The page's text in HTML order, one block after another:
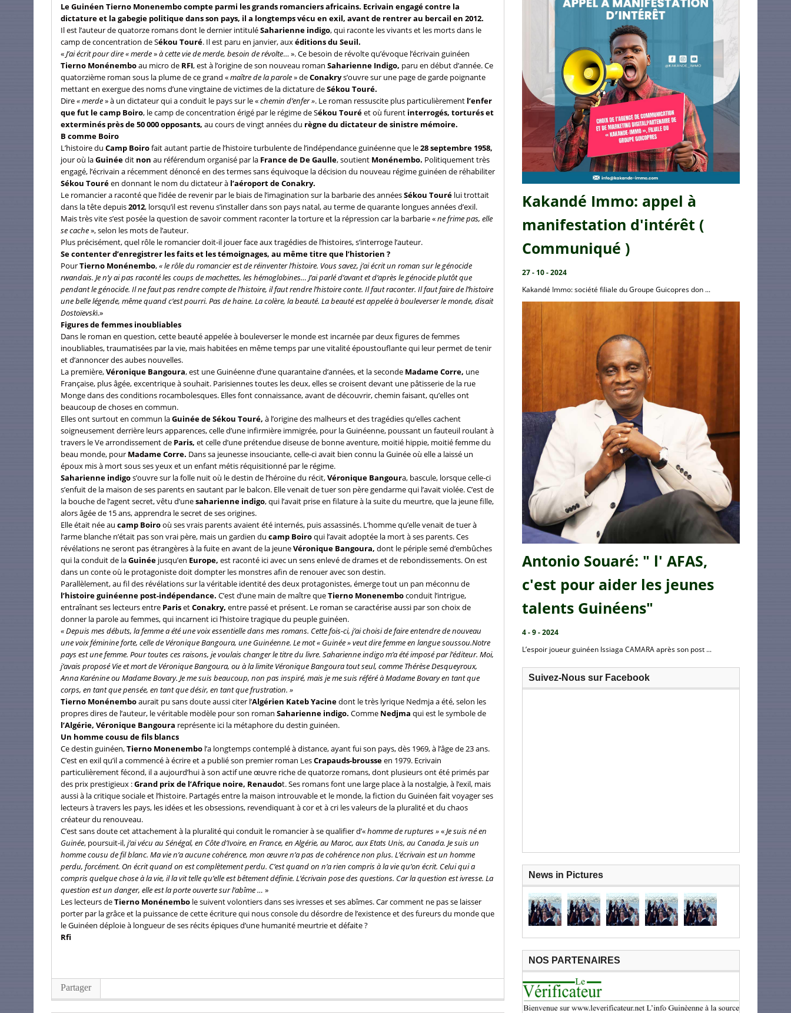
Le Guinéen Tierno Monenembo compte parmi les grands romanciers africains. Ecrivain engagé contre la
dictature et la gabegie politique dans son pays, il a longtemps vécu en exil, avant de rentrer au bercail en 2012.
Il est l’auteur de quatorze romans dont le dernier intituléSaharienne indigo, qui raconte les vivants et les morts dans le
camp de concentration de Sékou Touré. Il est paru en janvier, auxéditions du Seuil.
«J’ai écrit pour dire « merde»à cette vie de merde, besoin de révolte… ». Ce besoin de révolte qu’évoque l’écrivain guinéen
Tierno Monénemboau micro de RFI, est à l’origine de son nouveau roman Saharienne Indigo, paru en début d’année. Ce
quatorzième roman sous la plume de ce grand «maître de la parole» deConakrys’ouvre sur une page de garde poignante
mettant en exergue des noms d’une vingtaine de victimes de la dictature deSékou Touré.
Dire« merde» à un dictateur qui a conduit le pays sur le «chemin d’enfer ». Le roman ressuscite plus particulièrement l’enfer
que fut le camp Boiro, le camp de concentration érigé par le régime de Sékou Touréet où furent interrogés, torturés et
exterminés près de 50 000 opposants, au cours de vingt années du règne du dictateur de sinistre mémoire.
B comme Boiro
L’histoire du Camp Boirofait autant partie de l’histoire turbulente de l’indépendance guinéenne que le28 septembre 1958,
jour où laGuinéedit non au référendum organisé par la France de De Gaulle, soutient Monénembo. Politiquement très
engagé, l’écrivain a récemment dénoncé en des termes sans équivoque la décision du nouveau régime guinéen de réhabiliter
Sékou Touréen donnant le nom du dictateur à l’aéroport de Conakry.
Le romancier a raconté que l’idée de revenir par le biais de l’imagination sur la barbarie des annéesSékou Touré lui trottait
dans la tête depuis2012, lorsqu’il est revenu s’installer dans son pays natal, au terme de quarante longues années d’exil.
Mais très vite s’est posée la question de savoir comment raconter la torture et la répression car la barbarie «ne frime pas, elle
se cache», selon les mots de l’auteur.
Plus précisément, quel rôle le romancier doit-il jouer face aux tragédies de l’histoires, s’interroge l’auteur.
Se contenter d’enregistrer les faits et les témoignages, au même titre que l’historien ?
PourTierno Monénembo,« le rôle du romancier est de réinventer l’histoire. Vous savez, j’ai écrit un roman sur le génocide
rwandais. Je n’y ai pas raconté les coups de machettes, les hémoglobines… J’ai parlé d’avant et d’après le génocide plutôt que
pendant le génocide. Il ne faut pas rendre compte de l’histoire, il faut rendre l’histoire conte. Il faut raconter. Il faut faire de l’histoire
une belle légende, même quand c’est pourri. Pas de haine. La colère, la beauté. La beauté est appelée à bouleverser le monde, disait
Dostoïevski.»
Figures de femmes inoubliables
Dans le roman en question, cette beauté appelée à bouleverser le monde est incarnée par deux figures de femmes
inoubliables, traumatisées par la vie, mais habitées en même temps par une vitalité époustouflante qui leur permet de tenir
et d’annoncer des aubes nouvelles.
La première,Véronique Bangoura, est une Guinéenne d’une quarantaine d’années, et la seconde Madame Corre, une
Française, plus âgée, excentrique à souhait. Parisiennes toutes les deux, elles se croisent devant une pâtisserie de la rue
Monge dans des conditions rocambolesques. Elles font connaissance, avant de découvrir, chemin faisant, qu’elles ont
beaucoup de choses en commun.
Elles ont surtout en commun laGuinée de Sékou Touré, à l’origine des malheurs et des tragédies qu’elles cachent
soigneusement derrière leurs apparences, celle d’une infirmière immigrée, pour la Guinéenne, poussant un fauteuil roulant à
travers le Ve arrondissement de Paris, et celle d’une prétendue diseuse de bonne aventure, moitié hippie, moitié femme du
beau monde, pour Madame Corre. Dans sa jeunesse insouciante, celle-ci avait bien connu la Guinée où elle a laissé un
époux mis à mort sous ses yeux et un enfant métis réquisitionné par le régime.
Saharienne indigos’ouvre sur la folle nuit où le destin de l’héroïne du récit,Véronique Bangoura, bascule, lorsque celle-ci
s’enfuit de la maison de ses parents en sautant par le balcon. Elle venait de tuer son père gendarme qui l’avait violée. C’est de
la bouche de l’agent secret, vêtu d’unesaharienne indigo, qui l’avait prise en filature à la suite du meurtre, que la jeune fille,
alors âgée de 15 ans, apprendra le secret de ses origines.
Elle était née au camp Boirooù ses vrais parents avaient été internés, puis assassinés. L’homme qu’elle venait de tuer à
l’arme blanche n’était pas son vrai père, mais un gardien du camp Boiroqui l’avait adoptée la mort à ses parents. Ces
révélations ne seront pas étrangères à la fuite en avant de la jeuneVéronique Bangoura, dont le périple semé d’embûches
qui la conduit de laGuinée jusqu’en Europe, est raconté ici avec un sens enlevé de drames et de rebondissements. On est
dans un conte où le protagoniste doit dompter les monstres afin de renouer avec son destin.
Parallèlement, au fil des révélations sur la véritable identité des deux protagonistes, émerge tout un pan méconnu de
l’histoire guinéenne post-indépendance. C’est d’une main de maître queTierno Monenemboconduit l’intrigue,
entraînant ses lecteurs entre ParisetConakry, entre passé et présent. Le roman se caractérise aussi par son choix de
donner la parole au femmes, qui incarnent ici l’histoire tragique du peuple guinéen.
« Depuis mes débuts, la femme a été une voix essentielle dans mes romans. Cette fois-ci, j’ai choisi de faire entendre de nouveau
une voix féminine forte, celle de Véronique Bangoura, une Guinéenne. Le mot « Guinée » veut dire femme en langue soussou.Notre
pays est une femme. Pour toutes ces raisons, je voulais changer le titre du livre. Saharienne indigo m’a été imposé par l’éditeur. Moi,
j’avais proposé Vie et mort de Véronique Bangoura, ou à la limite Véronique Bangoura tout seul, comme Thérèse Desqueyroux,
Anna Karénine ou Madame Bovary. Je me suis beaucoup, non pas inspiré, mais je me suis référé à Madame Bovary en tant que
corps, en tant que pensée, en tant que désir, en tant que frustration. »
Tierno Monénemboaurait pu sans doute aussi citer l’Algérien Kateb Yacinedont le très lyrique Nedmja a été, selon les
propres dires de l’auteur, le véritable modèle pour son roman Saharienne indigo. Comme Nedjma qui est le symbole de
l’Algérie, Véronique Bangoura représente ici la métaphore du destin guinéen.
Un homme cousu de fils blancs
Ce destin guinéen,Tierno Monenembo l’a longtemps contemplé à distance, ayant fui son pays, dès 1969, à l’âge de 23 ans.
C’est en exil qu’il a commencé à écrire et a publié son premier roman LesCrapauds-brousseen 1979. Ecrivain
particulièrement fécond, il a aujourd’hui à son actif une œuvre riche de quatorze romans, dont plusieurs ont été primés par
des prix prestigieux :Grand prix de l’Afrique noire, Renaudot. Ses romans font une large place à la nostalgie, à l’exil, mais
aussi à la critique sociale et l’histoire. Partagés entre la maison introuvable et le monde, la fiction du Guinéen fait voyager ses
lecteurs à travers les pays, les idées et les obsessions, revendiquant à cor et à cri les valeurs de la pluralité et du chaos
créateur du renouveau.
C’est sans doute cet attachement à la pluralité qui conduit le romancier à se qualifier d’«homme de ruptures »«Je suis né en
Guinée, poursuit-il,j’ai vécu au Sénégal, en Côte d’Ivoire, en France, en Algérie, au Maroc, aux Etats Unis, au Canada. Je suis un
homme cousu de fil blanc. Ma vie n’a aucune cohérence, mon œuvre n’a pas de cohérence non plus. L’écrivain est un homme
perdu, forcément. On écrit quand on est complètement perdu. C’est quand on n’a rien compris à la vie qu’on écrit. Celui qui a
compris quelque chose à la vie, il la vit telle qu’elle est bêtement définie. L’écrivain pose des questions. Car la question est ivresse. La
question est un danger, elle est la porte ouverte sur l’abîme … »
Les lecteurs deTierno Monénembo le suivent volontiers dans ses ivresses et ses abîmes. Car comment ne pas se laisser
porter par la grâce et la puissance de cette écriture qui nous console du désordre de l’existence et des fureurs du monde que
le Guinéen déploie à longueur de ses récits épiques d’une humanité meurtrie et défaite ?
Rfi
Partager
Kakandé Immo: appel à
manifestation d'intérêt (
Communiqué )
27 - 10 - 2024
Kakandé Immo: société filiale du Groupe Guicopres don ...
Antonio Souaré: " l' AFAS,
c'est pour aider les jeunes
talents Guinéens"
4 - 9 - 2024
L’espoir joueur guinéen Issiaga CAMARA après son post ...
Suivez-Nous sur Facebook
News in Pictures
NOS PARTENAIRES